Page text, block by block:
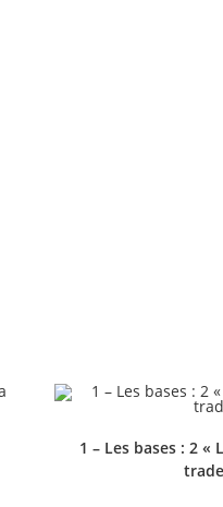
1 – Les bases : 2 «